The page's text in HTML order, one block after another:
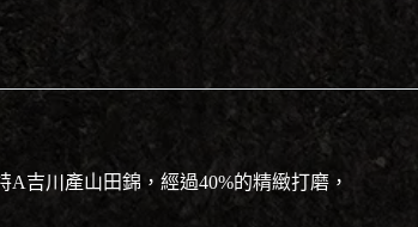
吉川產山田錦，經過40%的精緻打磨，